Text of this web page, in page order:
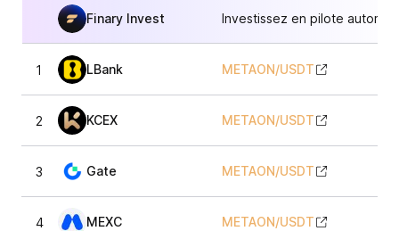
Finary Invest Investissez en pilote
1 LBank METAON/USDT
2 KCEX METAON/USDT
3 Gate METAON/USDT
4 MEXC METAON/USDT